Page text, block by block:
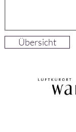
Übersicht